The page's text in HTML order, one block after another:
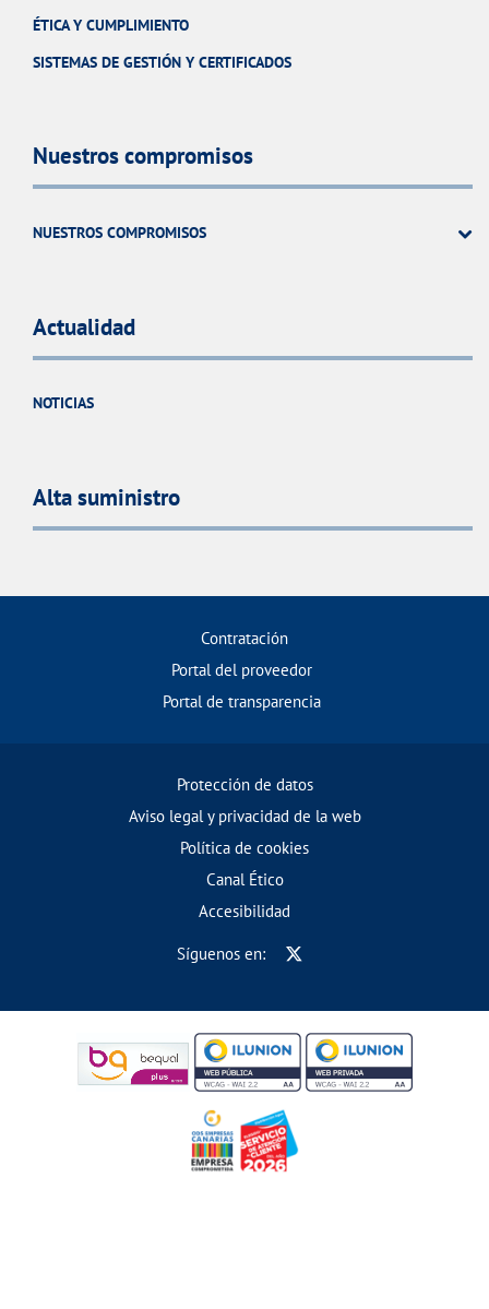
ÉTICA Y CUMPLIMIENTO
SISTEMAS DE GESTIÓN Y CERTIFICADOS
Nuestros compromisos
NUESTROS COMPROMISOS
Actualidad
NOTICIAS
Alta suministro
Contratación
Portal del proveedor
Portal de transparencia
Protección de datos
Aviso legal y privacidad de la web
Política de cookies
Canal Ético
Accesibilidad
Síguenos en: